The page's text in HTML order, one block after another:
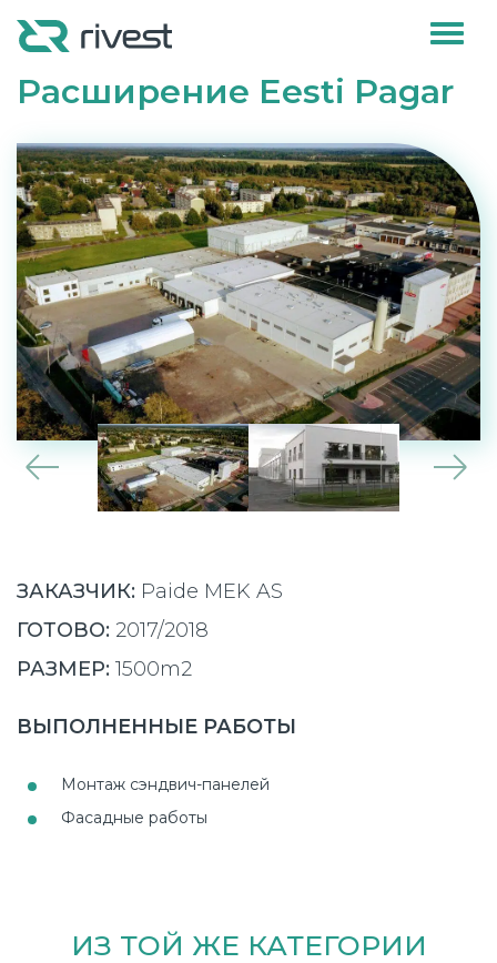
ЗАКАЗЧИК: Paide MEK AS
ГОТОВО: 2017/2018
РАЗМЕР: 1500m2
ВЫПОЛНЕННЫЕ РАБОТЫ
Монтаж сэндвич-панелей
Фасадные работы
Расширение Eesti Pagar
ИЗ ТОЙ ЖЕ КАТЕГОРИИ